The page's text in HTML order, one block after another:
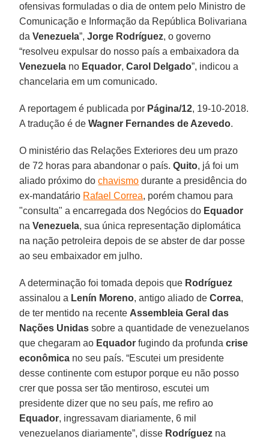
ofensivas formuladas o dia de ontem pelo Ministro de
Comunicação e Informação da República Bolivariana
daVenezuela”,Jorge Rodríguez, o governo
“resolveu expulsar do nosso país a embaixadora da
Venezuela no Equador,Carol Delgado”, indicou a
chancelaria em um comunicado.
A reportagem é publicada por Página/12, 19-10-2018.
A tradução é deWagner Fernandes de Azevedo.
O ministério das Relações Exteriores deu um prazo
de 72 horas para abandonar o país.Quito, já foi um
aliado próximo dochavismo durante a presidência do
ex-mandatário Rafael Correa, porém chamou para
"consulta" a encarregada dos Negócios do Equador
na Venezuela, sua única representação diplomática
na nação petroleira depois de se abster de dar posse
ao seu embaixador em julho.
A determinação foi tomada depois que Rodríguez
assinalou a Lenín Moreno, antigo aliado deCorrea,
de ter mentido na recente Assembleia Geral das
Nações Unidassobre a quantidade de venezuelanos
que chegaram ao Equador fugindo da profundacrise
econômica no seu país. “Escutei um presidente
desse continente com estupor porque eu não posso
crer que possa ser tão mentiroso, escutei um
presidente dizer que no seu país, me refiro ao
Equador, ingressavam diariamente, 6 mil
venezuelanos diariamente”, disse Rodríguez na